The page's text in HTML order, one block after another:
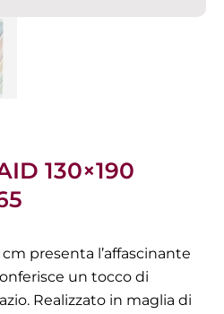
130×190
presenta l’affascinante
un tocco di
Realizzato in maglia di